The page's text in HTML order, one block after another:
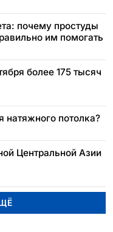
почему простуды
им помогать
более 175 тысяч
натяжного потолка?
Центральной Азии